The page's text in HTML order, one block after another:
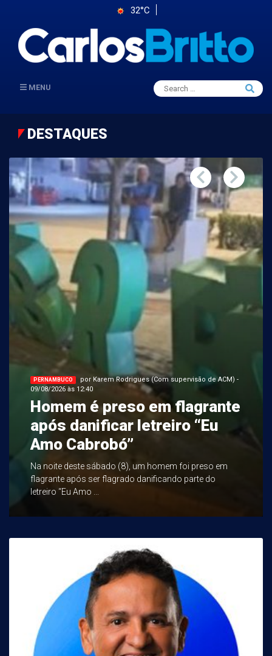
32°C
MENU
Search
for:
Search
DESTAQUES
PERNAMBUCO
por Karem Rodrigues (Com supervisão de ACM) -
09/08/2026 às 12:40
Homem é preso em flagrante
após danificar letreiro “Eu
Amo Cabrobó”
Na noite deste sábado (8), um homem foi preso em
flagrante após ser flagrado danificando parte do
letreiro “Eu Amo ...